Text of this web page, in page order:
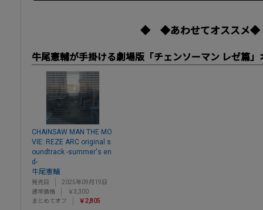
◆ ◆あわせてオスス
牛尾憲輔が手掛ける劇場版「チェンソーマン レゼ篇
CHAINSAW MAN THE MO
VIE: REZE ARC original s
oundtrack -summer's en
d-
牛尾憲輔
発売日
2025年09月19日
通常価格
￥3,300
まとめてオフ
￥2,805